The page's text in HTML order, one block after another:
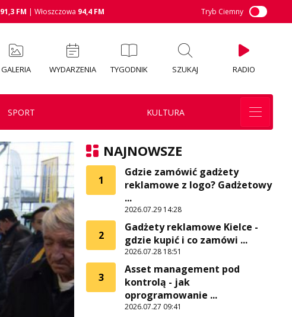
91,3 FM | Włoszczowa 94,4 FM Tryb Ciemny
GALERIA WYDARZENIA TYGODNIK SZUKAJ RADIO
SPORT KULTURA
NAJNOWSZE
1
Gdzie zamówić gadżety
reklamowe z logo? Gadżetowy
...
2026.07.29 14:28
2
Gadżety reklamowe Kielce -
gdzie kupić i co zamówi ...
2026.07.28 18:51
3
Asset management pod
kontrolą - jak
oprogramowanie ...
2026.07.27 09:41